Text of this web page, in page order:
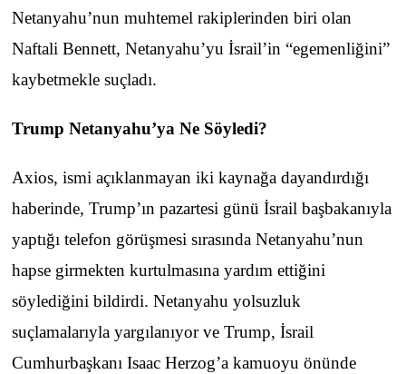
Netanyahu’nun muhtemel rakiplerinden biri olan
Naftali Bennett, Netanyahu’yu İsrail’in “egemenliğini”
kaybetmekle suçladı.
Trump Netanyahu’ya Ne Söyledi?
Axios, ismi açıklanmayan iki kaynağa dayandırdığı
haberinde, Trump’ın pazartesi günü İsrail başbakanıyla
yaptığı telefon görüşmesi sırasında Netanyahu’nun
hapse girmekten kurtulmasına yardım ettiğini
söylediğini bildirdi. Netanyahu yolsuzluk
suçlamalarıyla yargılanıyor ve Trump, İsrail
Cumhurbaşkanı Isaac Herzog’a kamuoyu önünde